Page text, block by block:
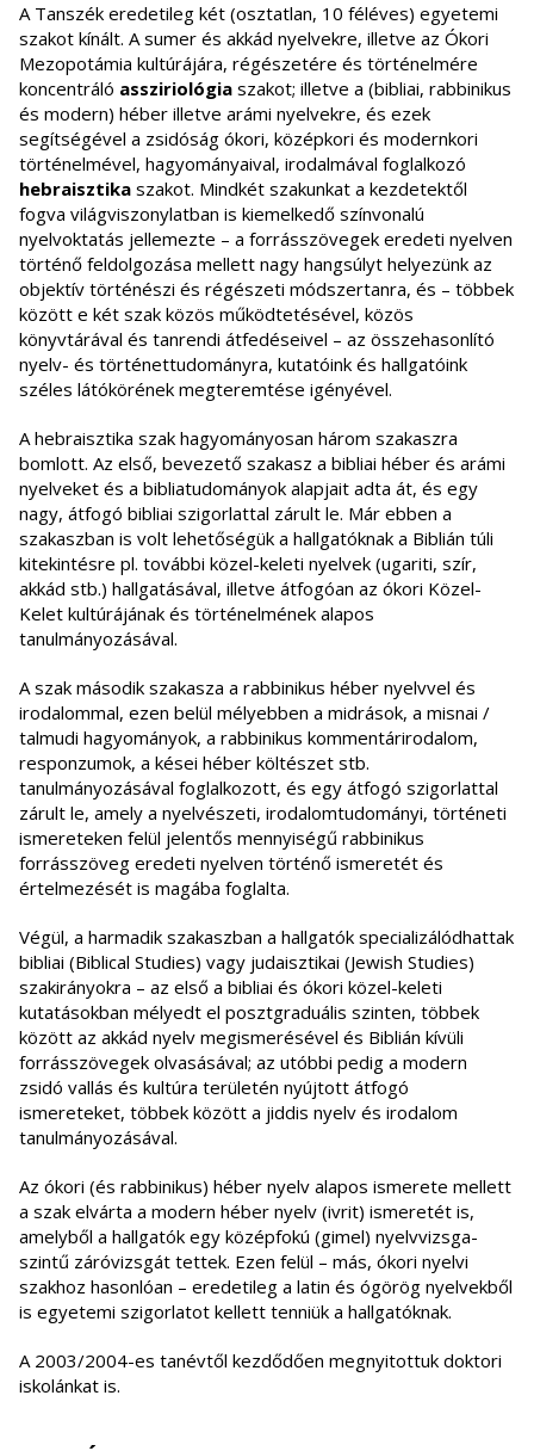
A Tanszék eredetileg két (osztatlan, 10 féléves) egyetemi
szakot kínált. A sumer és akkád nyelvekre, illetve az Ókori
Mezopotámia kultúrájára, régészetére és történelmére
koncentráló assziriológia szakot; illetve a (bibliai, rabbinikus
és modern) héber illetve arámi nyelvekre, és ezek
segítségével a zsidóság ókori, középkori és modernkori
történelmével, hagyományaival, irodalmával foglalkozó
hebraisztika szakot. Mindkét szakunkat a kezdetektől
fogva világviszonylatban is kiemelkedő színvonalú
nyelvoktatás jellemezte – a forrásszövegek eredeti nyelven
történő feldolgozása mellett nagy hangsúlyt helyezünk az
objektív történészi és régészeti módszertanra, és – többek
között e két szak közös működtetésével, közös
könyvtárával és tanrendi átfedéseivel – az összehasonlító
nyelv- és történettudományra, kutatóink és hallgatóink
széles látókörének megteremtése igényével.
A hebraisztika szak hagyományosan három szakaszra
bomlott. Az első, bevezető szakasz a bibliai héber és arámi
nyelveket és a bibliatudományok alapjait adta át, és egy
nagy, átfogó bibliai szigorlattal zárult le. Már ebben a
szakaszban is volt lehetőségük a hallgatóknak a Biblián túli
kitekintésre pl. további közel-keleti nyelvek (ugariti, szír,
akkád stb.) hallgatásával, illetve átfogóan az ókori Közel-
Kelet kultúrájának és történelmének alapos
tanulmányozásával.
A szak második szakasza a rabbinikus héber nyelvvel és
irodalommal, ezen belül mélyebben a midrások, a misnai /
talmudi hagyományok, a rabbinikus kommentárirodalom,
responzumok, a kései héber költészet stb.
tanulmányozásával foglalkozott, és egy átfogó szigorlattal
zárult le, amely a nyelvészeti, irodalomtudományi, történeti
ismereteken felül jelentős mennyiségű rabbinikus
forrásszöveg eredeti nyelven történő ismeretét és
értelmezését is magába foglalta.
Végül, a harmadik szakaszban a hallgatók specializálódhattak
bibliai (Biblical Studies) vagy judaisztikai (Jewish Studies)
szakirányokra – az első a bibliai és ókori közel-keleti
kutatásokban mélyedt el posztgraduális szinten, többek
között az akkád nyelv megismerésével és Biblián kívüli
forrásszövegek olvasásával; az utóbbi pedig a modern
zsidó vallás és kultúra területén nyújtott átfogó
ismereteket, többek között a jiddis nyelv és irodalom
tanulmányozásával.
Az ókori (és rabbinikus) héber nyelv alapos ismerete mellett
a szak elvárta a modern héber nyelv (ivrit) ismeretét is,
amelyből a hallgatók egy középfokú (gimel) nyelvvizsga-
szintű záróvizsgát tettek. Ezen felül – más, ókori nyelvi
szakhoz hasonlóan – eredetileg a latin és ógörög nyelvekből
is egyetemi szigorlatot kellett tenniük a hallgatóknak.
A 2003/2004-es tanévtől kezdődően megnyitottuk doktori
iskolánkat is.